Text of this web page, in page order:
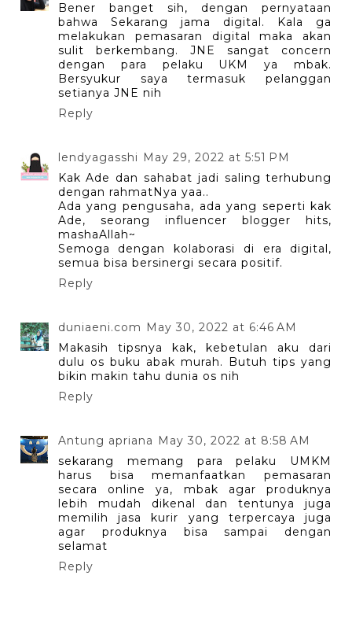
Bener banget sih, dengan pernyataan
bahwa Sekarang jama digital. Kala ga
melakukan pemasaran digital maka akan
sulit berkembang. JNE sangat concern
dengan para pelaku UKM ya mbak.
Bersyukur saya termasuk pelanggan
setianya JNE nih
Reply
lendyagasshi
May 29, 2022 at 5:51 PM
Kak Ade dan sahabat jadi saling terhubung
dengan rahmatNya yaa..
Ada yang pengusaha, ada yang seperti kak
Ade, seorang influencer blogger hits,
mashaAllah~
Semoga dengan kolaborasi di era digital,
semua bisa bersinergi secara positif.
Reply
duniaeni.com
May 30, 2022 at 6:46 AM
Makasih tipsnya kak, kebetulan aku dari
dulu os buku abak murah. Butuh tips yang
bikin makin tahu dunia os nih
Reply
Antung apriana
May 30, 2022 at 8:58 AM
sekarang memang para pelaku UMKM
harus bisa memanfaatkan pemasaran
secara online ya, mbak agar produknya
lebih mudah dikenal dan tentunya juga
memilih jasa kurir yang terpercaya juga
agar produknya bisa sampai dengan
selamat
Reply